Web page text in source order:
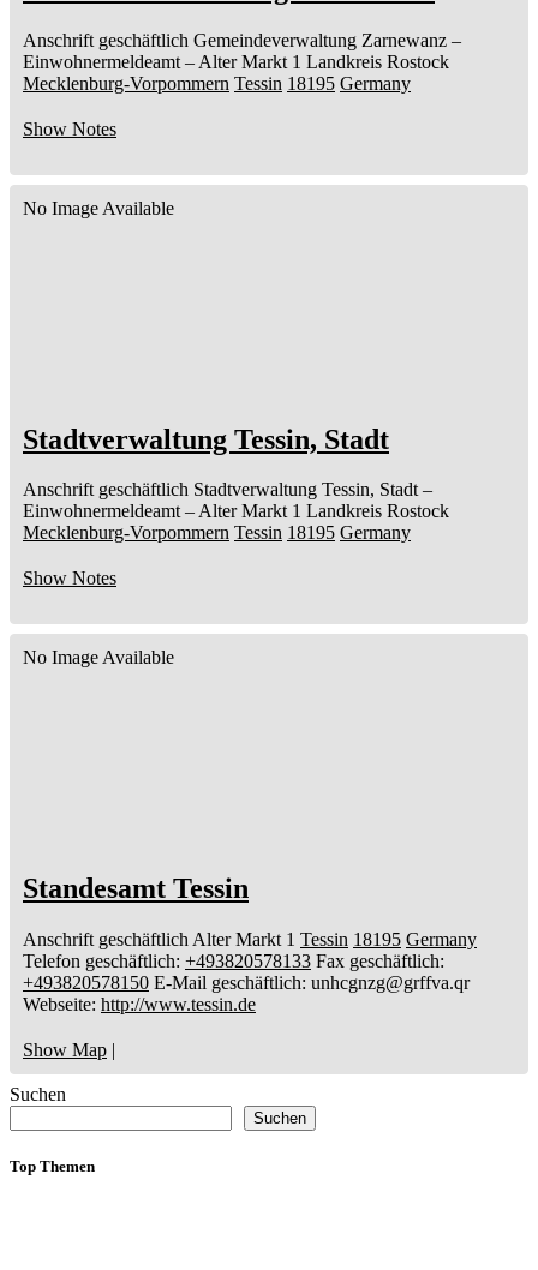
Anschrift geschäftlich Gemeindeverwaltung Zarnewanz –
Einwohnermeldeamt – Alter Markt 1 Landkreis Rostock
Mecklenburg-Vorpommern Tessin 18195 Germany
Show Notes
No Image Available
Stadtverwaltung Tessin, Stadt
Anschrift geschäftlich Stadtverwaltung Tessin, Stadt –
Einwohnermeldeamt –Alter Markt 1 Landkreis Rostock
Mecklenburg-Vorpommern Tessin 18195 Germany
Show Notes
No Image Available
Standesamt Tessin
Anschrift geschäftlich Alter Markt 1 Tessin 18195 Germany
Telefon geschäftlich: +493820578133 Fax geschäftlich:
+493820578150 E-Mail geschäftlich: unhcgnzg@grffva.qr
Webseite: http://www.tessin.de
Show Map |
Suchen
Suchen
Top Themen